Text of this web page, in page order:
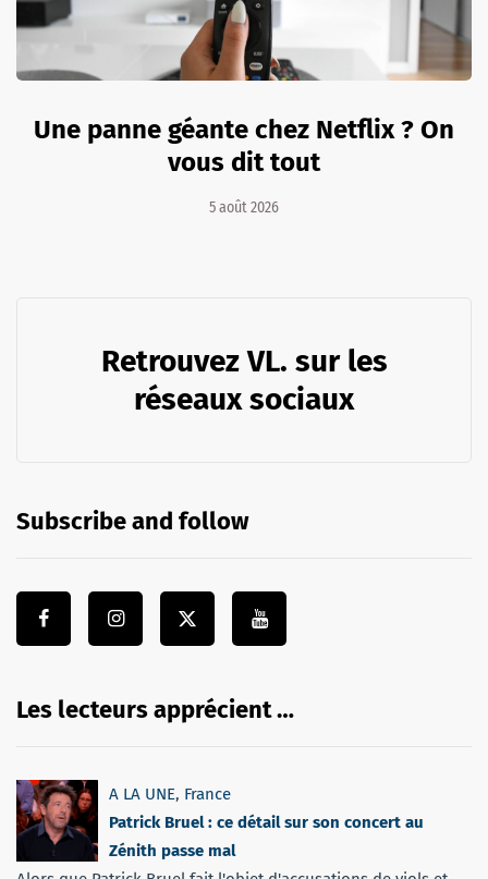
Une panne géante chez Netflix ? On
vous dit tout
5 août 2026
Retrouvez VL. sur les
réseaux sociaux
Subscribe and follow
Les lecteurs apprécient …
A LA UNE, France
Patrick Bruel : ce détail sur son concert au
Zénith passe mal